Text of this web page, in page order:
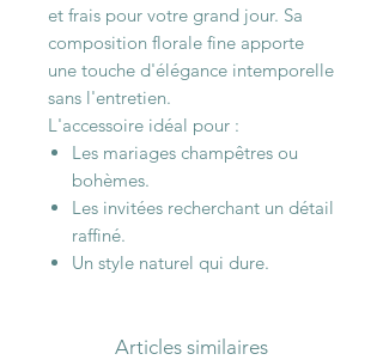
et frais pour votre grand jour. Sa
composition florale fine apporte
une touche d'élégance intemporelle
sans l'entretien.
L'accessoire idéal pour :
Les mariages champêtres ou
bohèmes.
Les invitées recherchant un détail
raffiné.
Un style naturel qui dure.
Articles similaires